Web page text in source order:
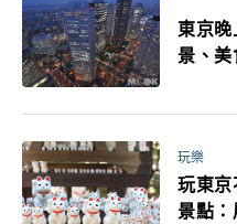
東京晚
景、美
玩樂
玩東京
景點：